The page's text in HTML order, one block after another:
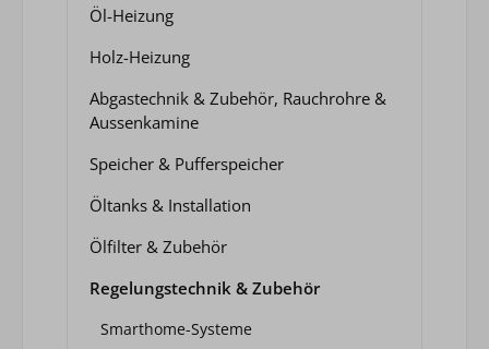
Öl-Heizung
Holz-Heizung
Abgastechnik & Zubehör, Rauchrohre &
Aussenkamine
Speicher & Pufferspeicher
Öltanks & Installation
Ölfilter & Zubehör
Regelungstechnik & Zubehör
Smarthome-Systeme